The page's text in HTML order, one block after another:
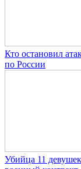
Кто остановил
по России
Убийца 11